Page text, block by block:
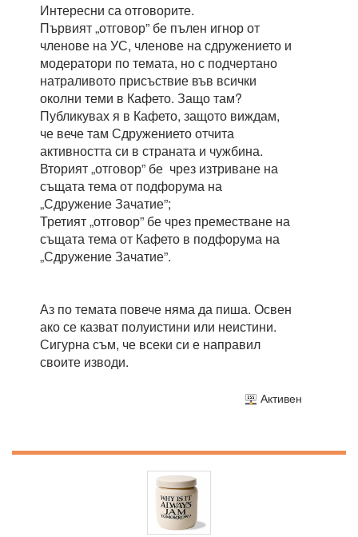
Интересни са отговорите.
Първият „отговор” бе пълен игнор от
членове на УС, членове на сдружението и
модератори по темата, но с подчертано
натраливото присъствие във всички
околни теми в Кафето. Защо там?
Публикувах я в Кафето, защото виждам,
че вече там Сдружението отчита
активността си в страната и чужбина.
Вторият „отговор” бе чрез изтриване на
същата тема от подфорума на
„Сдружение Зачатие”;
Третият „отговор” бе чрез преместване на
същата тема от Кафето в подфорума на
„Сдружение Зачатие”.
Аз по темата повече няма да пиша. Освен
ако се казват полуистини или неистини.
Сигурна съм, че всеки си е направил
своите изводи.
Активен